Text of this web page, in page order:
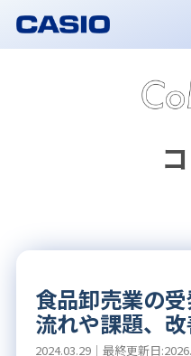
食品卸売業の
流れや課題、
2024.03.29｜最終更新日